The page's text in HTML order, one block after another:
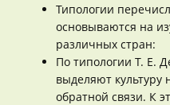
Типологии
основываются на
различных стран:
По типологии Т. Е.
выделяют культуру
обратной связи. К